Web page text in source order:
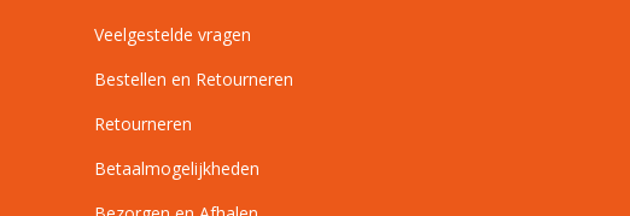
Veelgestelde vragen
Bestellen en Retourneren
Retourneren
Betaalmogelijkheden